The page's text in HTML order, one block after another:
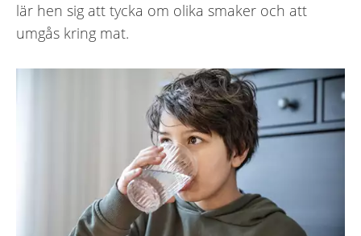
lär hen sig att tycka om olika smaker och att
umgås kring mat.